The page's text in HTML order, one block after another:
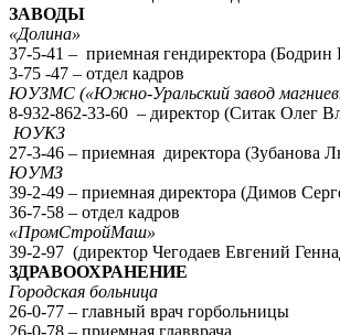
ЗАВОДЫ
«Долина»
37-5-41 – приемная гендиректора
3-75 -47 – отдел кадров
ЮУЗМС («Южно-Уральский завод
8-932-862-33-60 – директор (Ситак Олег
ЮУКЗ
27-3-46 – приемная директора (Зубанова
ЮУМЗ
39-2-49 – приемная директора (Димов
36-7-58 – отдел кадров
«ПромСтройМаш»
39-2-97 (директор Чегодаев Евгений
ЗДРАВООХРАНЕНИЕ
Городская больница
26-0-77 – главный врач горбольницы